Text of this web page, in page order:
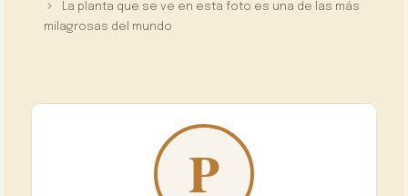
La planta que se ve en esta foto es una de las más
milagrosas del mundo